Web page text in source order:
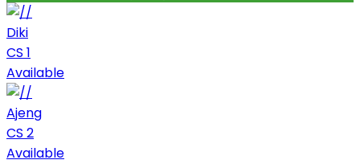
Diki
CS 1
Available
Ajeng
CS 2
Available